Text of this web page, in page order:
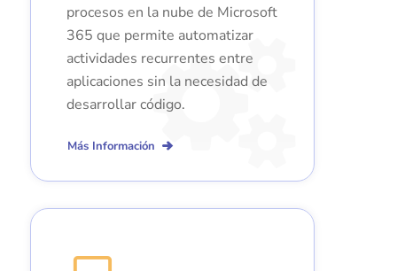
procesos en la nube de Microsoft
365 que permite automatizar
actividades recurrentes entre
aplicaciones sin la necesidad de
desarrollar código.
Más Información